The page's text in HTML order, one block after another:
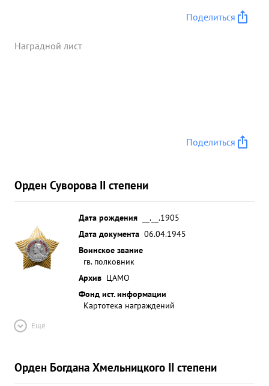
Поделиться
Наградной лист
Поделиться
Орден Суворова II степени
Дата рождения
__.__.1905
Дата документа 06.04.1945
Воинское звание
гв. полковник
Архив ЦАМО
Фонд ист. информации
Картотека награждений
Ещё
Орден Богдана Хмельницкого II степени